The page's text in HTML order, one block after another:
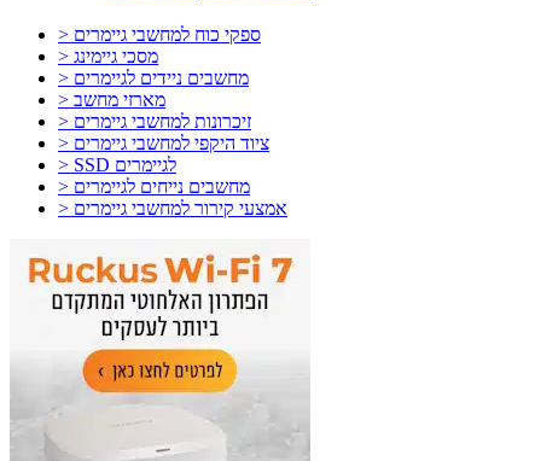
> ספקי כוח למחשבי גיימרים
> מסכי גיימינג
> מחשבים ניידים לגיימרים
> מארזי מחשב
> זיכרונות למחשבי גיימרים
> ציוד היקפי למחשבי גיימרים
> SSD לגיימרים
> מחשבים נייחים לגיימרים
> אמצעי קירור למחשבי גיימרים